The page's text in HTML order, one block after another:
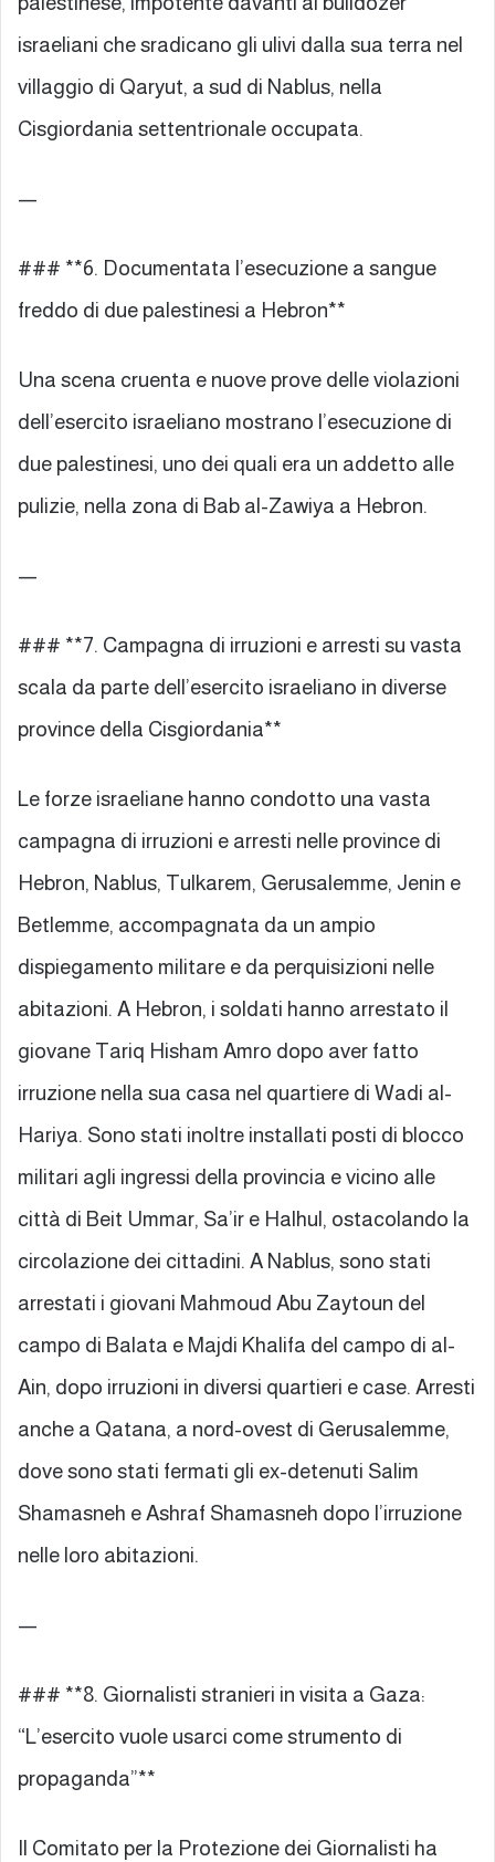
israeliani che sradicano gli ulivi dalla sua terra nel
villaggio di Qaryut, a sud di Nablus, nella
Cisgiordania settentrionale occupata.
—
### **6. Documentata l’esecuzione a sangue
freddo di due palestinesi a Hebron**
Una scena cruenta e nuove prove delle violazioni
dell’esercito israeliano mostrano l’esecuzione di
due palestinesi, uno dei quali era un addetto alle
pulizie, nella zona di Bab al-Zawiya a Hebron.
—
### **7. Campagna di irruzioni e arresti su vasta
scala da parte dell’esercito israeliano in diverse
province della Cisgiordania**
Le forze israeliane hanno condotto una vasta
campagna di irruzioni e arresti nelle province di
Hebron, Nablus, Tulkarem, Gerusalemme, Jenin e
Betlemme, accompagnata da un ampio
dispiegamento militare e da perquisizioni nelle
abitazioni. A Hebron, i soldati hanno arrestato il
giovane Tariq Hisham Amro dopo aver fatto
irruzione nella sua casa nel quartiere di Wadi al-
Hariya. Sono stati inoltre installati posti di blocco
militari agli ingressi della provincia e vicino alle
città di Beit Ummar, Sa’ir e Halhul, ostacolando la
circolazione dei cittadini. A Nablus, sono stati
arrestati i giovani Mahmoud Abu Zaytoun del
campo di Balata e Majdi Khalifa del campo di al-
Ain, dopo irruzioni in diversi quartieri e case. Arresti
anche a Qatana, a nord-ovest di Gerusalemme,
dove sono stati fermati gli ex-detenuti Salim
Shamasneh e Ashraf Shamasneh dopo l’irruzione
nelle loro abitazioni.
—
### **8. Giornalisti stranieri in visita a Gaza:
“L’esercito vuole usarci come strumento di
propaganda”**
Il Comitato per la Protezione dei Giornalisti ha